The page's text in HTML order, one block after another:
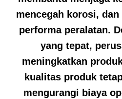
mencegah korosi,
performa peralatan.
yang tepat,
meningkatkan
kualitas produk
mengurangi biaya